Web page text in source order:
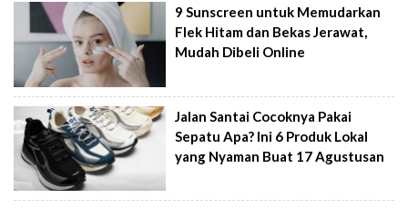
9 Sunscreen untuk Memudarkan
Flek Hitam dan Bekas Jerawat,
Mudah Dibeli Online
Jalan Santai Cocoknya Pakai
Sepatu Apa? Ini 6 Produk Lokal
yang Nyaman Buat 17 Agustusan